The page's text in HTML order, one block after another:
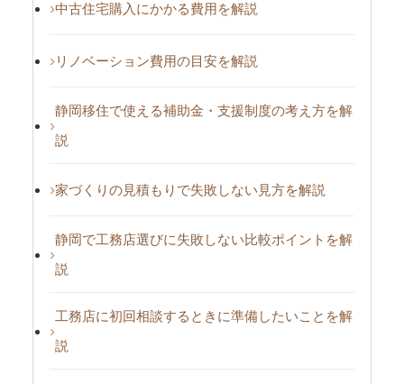
中古住宅購入にかかる費用を解説
リノベーション費用の目安を解説
静岡移住で使える補助金・支援制度の考え方を解
説
家づくりの見積もりで失敗しない見方を解説
静岡で工務店選びに失敗しない比較ポイントを解
説
工務店に初回相談するときに準備したいことを解
説